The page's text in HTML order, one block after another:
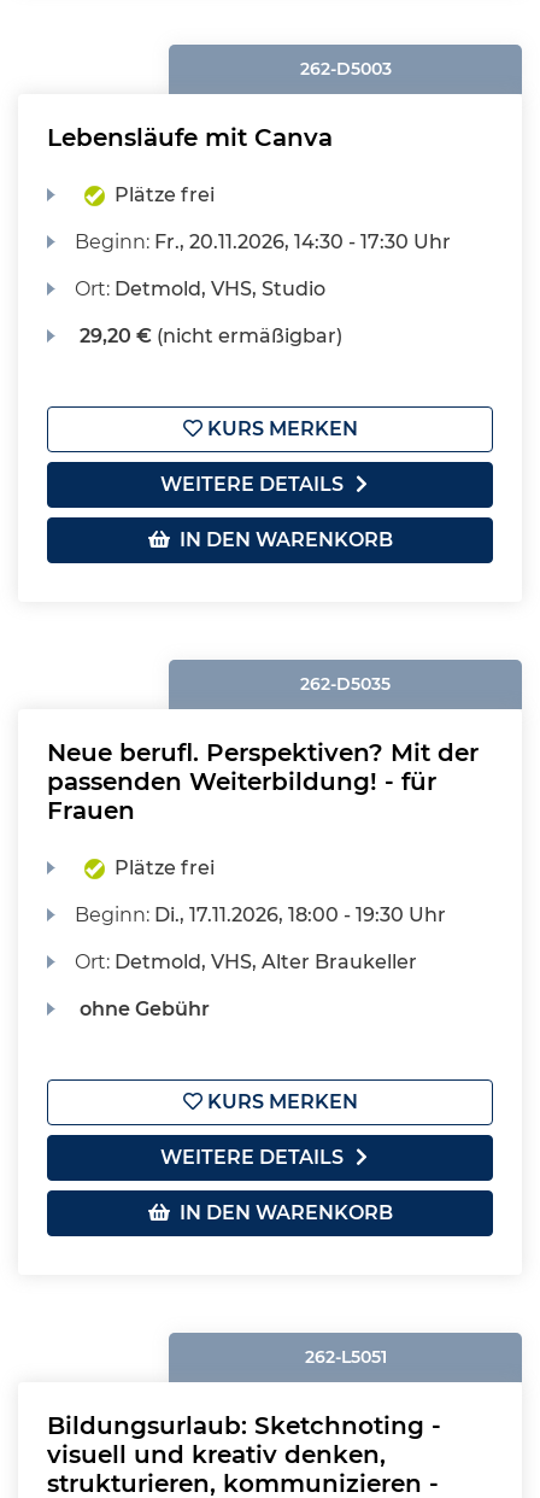
262-D5003
Lebensläufe mit Canva
Plätze frei
Beginn: Fr., 20.11.2026, 14:30 - 17:30 Uhr
Ort: Detmold, VHS, Studio
29,20 € (nicht ermäßigbar)
KURS MERKEN
WEITERE DETAILS
IN DEN WARENKORB
262-D5035
Neue berufl. Perspektiven? Mit der
passenden Weiterbildung! - für
Frauen
Plätze frei
Beginn: Di., 17.11.2026, 18:00 - 19:30 Uhr
Ort: Detmold, VHS, Alter Braukeller
ohne Gebühr
KURS MERKEN
WEITERE DETAILS
IN DEN WARENKORB
262-L5051
Bildungsurlaub: Sketchnoting -
visuell und kreativ denken,
strukturieren, kommunizieren -